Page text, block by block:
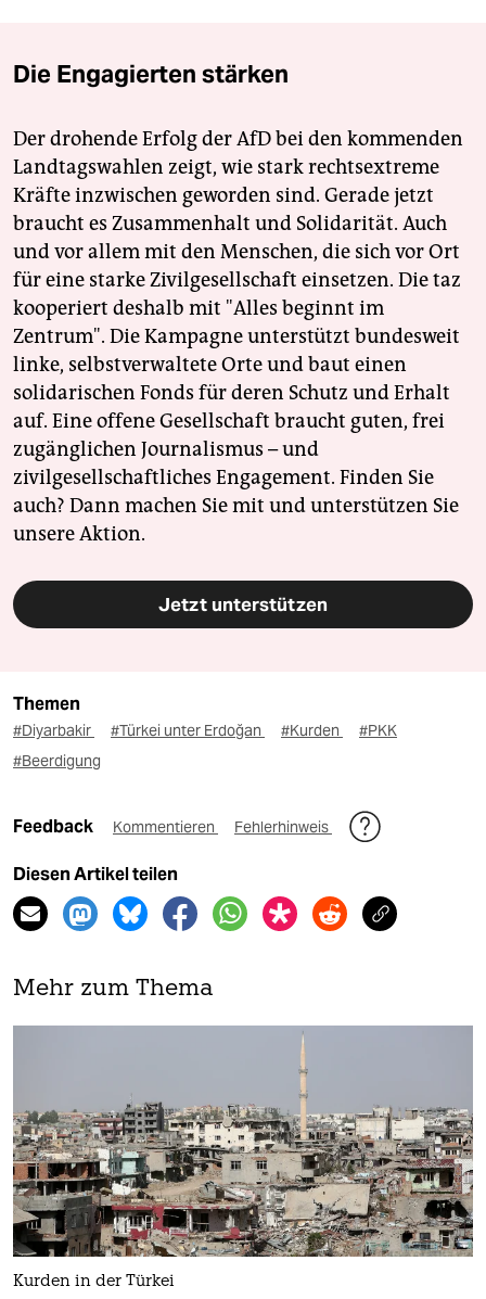
Die Engagierten stärken
Der drohende Erfolg der AfD bei den kommenden
Landtagswahlen zeigt, wie stark rechtsextreme
Kräfte inzwischen geworden sind. Gerade jetzt
braucht es Zusammenhalt und Solidarität. Auch
und vor allem mit den Menschen, die sich vor Ort
für eine starke Zivilgesellschaft einsetzen. Die taz
kooperiert deshalb mit "Alles beginnt im
Zentrum". Die Kampagne unterstützt bundesweit
linke, selbstverwaltete Orte und baut einen
solidarischen Fonds für deren Schutz und Erhalt
auf. Eine offene Gesellschaft braucht guten, frei
zugänglichen Journalismus – und
zivilgesellschaftliches Engagement. Finden Sie
auch? Dann machen Sie mit und unterstützen Sie
unsere Aktion.
Jetzt unterstützen
Themen
#Diyarbakir #Türkei unter Erdoğan #Kurden
#PKK
#Beerdigung
Feedback Kommentieren Fehlerhinweis
Diesen Artikel teilen
Mehr zum Thema
Kurden in der Türkei